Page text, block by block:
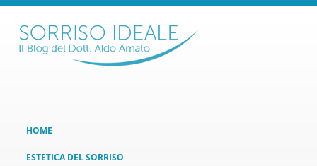
HOME
ESTETICA DEL SORRISO